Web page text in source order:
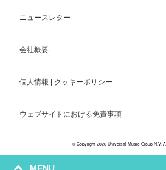
ニュースレター
会社概要
個人情報 | クッキーポリシー
ウェブサイトにおける免責事項
© Copyright 2026 Universal Music Group N.V.